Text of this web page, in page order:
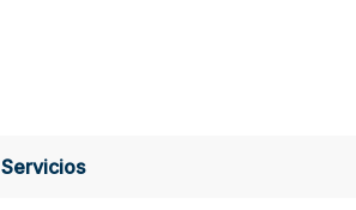
Servicios